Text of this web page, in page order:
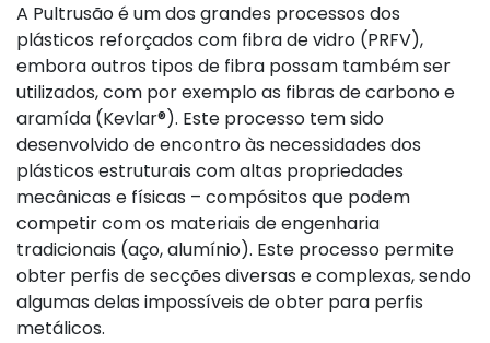
A Pultrusão é um dos grandes processos dos
plásticos reforçados com fibra de vidro (PRFV),
embora outros tipos de fibra possam também ser
utilizados, com por exemplo as fibras de carbono e
aramída (Kevlar®). Este processo tem sido
desenvolvido de encontro às necessidades dos
plásticos estruturais com altas propriedades
mecânicas e físicas – compósitos que podem
competir com os materiais de engenharia
tradicionais (aço, alumínio). Este processo permite
obter perfis de secções diversas e complexas, sendo
algumas delas impossíveis de obter para perfis
metálicos.